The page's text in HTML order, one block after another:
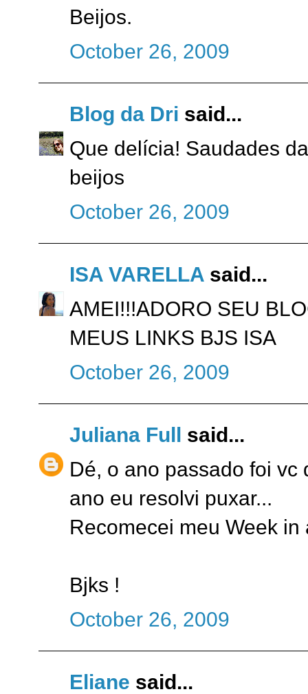
Beijos.
October 26, 2009
Blog da Dri said...
Que delícia! Saudades
beijos
October 26, 2009
ISA VARELLA said...
AMEI!!!ADORO SEU
MEUS LINKS BJS ISA
October 26, 2009
Juliana Full said...
Dé, o ano passado foi
ano eu resolvi puxar...
Recomecei meu Week in
Bjks !
October 26, 2009
Eliane said...